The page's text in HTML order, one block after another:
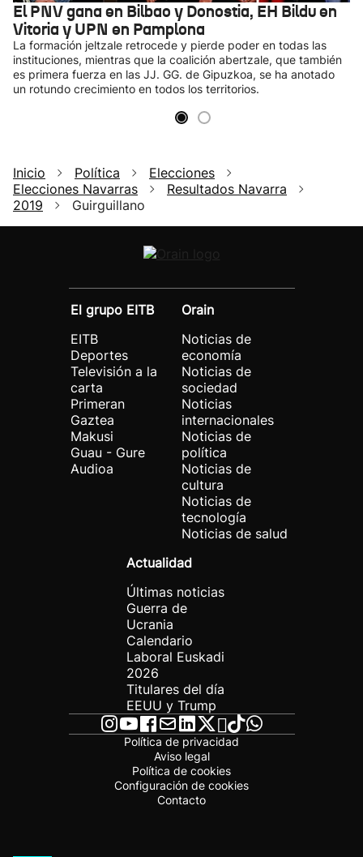
El PNV gana en Bilbao y Donostia, EH Bildu en
Vitoria y UPN en Pamplona
La formación jeltzale retrocede y pierde poder en todas las
instituciones, mientras que la coalición abertzale, que también
es primera fuerza en las JJ. GG. de Gipuzkoa, se ha anotado
un rotundo crecimiento en todos los territorios.
Inicio Política
Elecciones
Elecciones Navarras
Resultados Navarra
2019
Guirguillano
El grupo EITB
EITB
Deportes
Televisión a la
carta
Primeran
Gaztea
Makusi
Guau - Gure
Audioa
Orain
Noticias de
economía
Noticias de
sociedad
Noticias
internacionales
Noticias de
política
Noticias de
cultura
Noticias de
tecnología
Noticias de salud
Actualidad
Últimas noticias
Guerra de
Ucrania
Calendario
Laboral Euskadi
2026
Titulares del día
EEUU y Trump
Política de privacidad
Aviso legal
Política de cookies
Configuración de cookies
Contacto